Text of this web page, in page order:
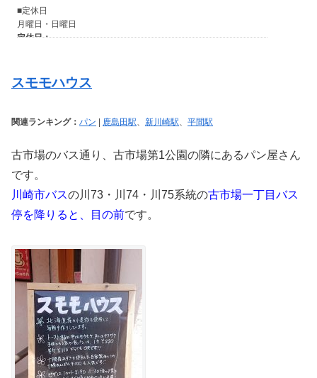
スモモハウス
関連ランキング： パン 鹿島田駅、 新川崎駅、 平間駅
古市場のバス通り、古市場第1公園の隣にあるパン屋さん
です。
川崎市バスの川73・川74・川75系統の古市場一丁目バス
停を降りると、目の前です。